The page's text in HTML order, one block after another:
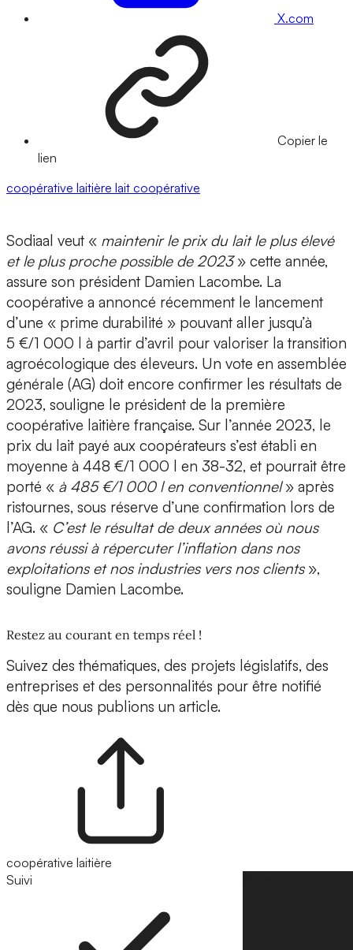
X.com
Copier le
lien
coopérative laitière lait coopérative
Sodiaal veut « maintenir le prix du lait le plus élevé
et le plus proche possible de 2023» cette année,
assure son président Damien Lacombe. La
coopérative a annoncé récemment le lancement
d’une « prime durabilité » pouvant aller jusqu’à
5 €/1 000 l à partir d’avril pour valoriser la transition
agroécologique des éleveurs. Un vote en assemblée
générale (AG) doit encore confirmer les résultats de
2023, souligne le président de la première
coopérative laitière française. Sur l’année 2023, le
prix du lait payé aux coopérateurs s’est établi en
moyenne à 448 €/1 000 l en 38-32, et pourrait être
porté « à 485 €/1 000 l en conventionnel» après
ristournes, sous réserve d’une confirmation lors de
l’AG. « C’est le résultat de deux années où nous
avons réussi à répercuter l’inflation dans nos
exploitations et nos industries vers nos clients»,
souligne Damien Lacombe.
Restez au courant en temps réel !
Suivez des thématiques, des projets législatifs, des
entreprises et des personnalités pour être notifié
dès que nous publions un article.
coopérative laitière
Suivi